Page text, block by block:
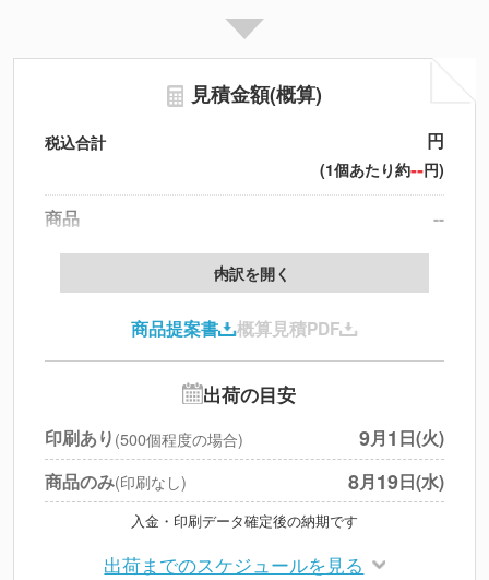
見積金額(概算)
税込合計 円
(1個あたり約--円)
商品
--
製版代
印刷代
北海道・沖縄・離島 別途
円
※上記小計は税別です
内訳を開く
商品提案書 概算見積PDF
出荷の目安
印刷あり (500個程度の場合) 9月1 日(火)
商品のみ(印刷なし) 8月19日(水)
入金・印刷データ確定後の納期です
出荷までのスケジュールを見る